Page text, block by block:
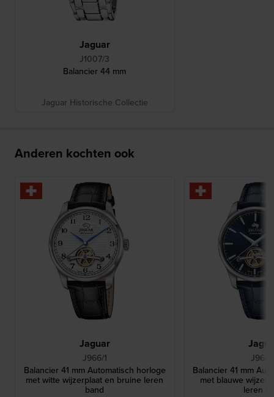
Jaguar
J1007/3
Balancier 44 mm
Jaguar Historische Collectie
Anderen kochten ook
Jaguar
J966/1
Balancier 41 mm Automatisch horloge
met witte wijzerplaat en bruine leren
band
Balancier 41 mm
met blauwe
leren